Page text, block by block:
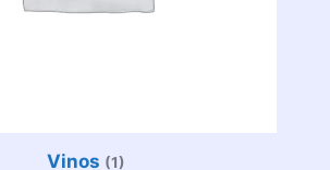
Vinos (1)